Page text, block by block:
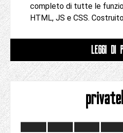
completo di tutte le
HTML, JS e CSS.
LEGGI DI